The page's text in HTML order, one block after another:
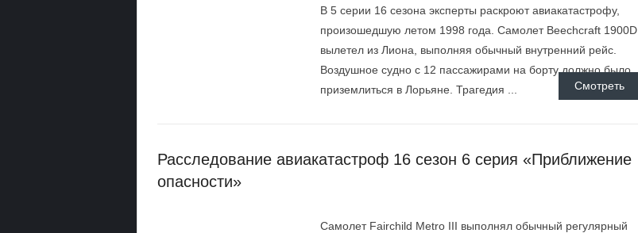
В 5 серии 16 сезона эксперты раскроют авиакатастрофу,
произошедшую летом 1998 года. Самолет Beechcraft 1900D
вылетел из Лиона, выполняя обычный внутренний рейс.
Воздушное судно с 12 пассажирами на борту должно было
приземлиться в Лорьяне. Трагедия ...
Смотреть
Расследование авиакатастроф 16 сезон 6 серия «Приближение
опасности»
Самолет Fairchild Metro III выполнял обычный регулярный